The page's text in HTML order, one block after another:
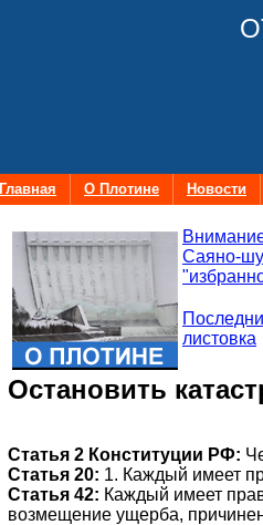
Главная О Плотине Новости
Саяно-
листовка
Остановить
Статья 2 Конституции РФ:
Статья 20: 1. Каждый имеет
Статья 42: Каждый имеет
возмещение ущерба,